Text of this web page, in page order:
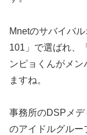
Mnetのサバイバ
101」で選ばれ、
ンピョくんがメ
ますね。
事務所のDSPメ
のアイドルグルー